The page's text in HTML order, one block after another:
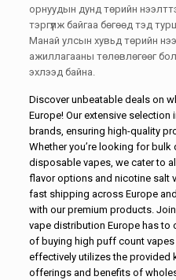
орнуудын дунд төрийн
тэргүүлж байгаа бөгөөд тэд
Манай улсын хувьд төрийн
ажиллагааны төлөвлөгөөг
эхлээд байна.
Discover unbeatable deals on
Europe! Our extensive
brands , ensuring high-quality
Whether you’re looking forbulk
disposable vapes, we cater to
flavor options and nicotine salt
fast shipping across Europe
with our premium products.
vape distribution Europe has to
of buying high puff count
effectively utilizes the provided
offerings and benefits of